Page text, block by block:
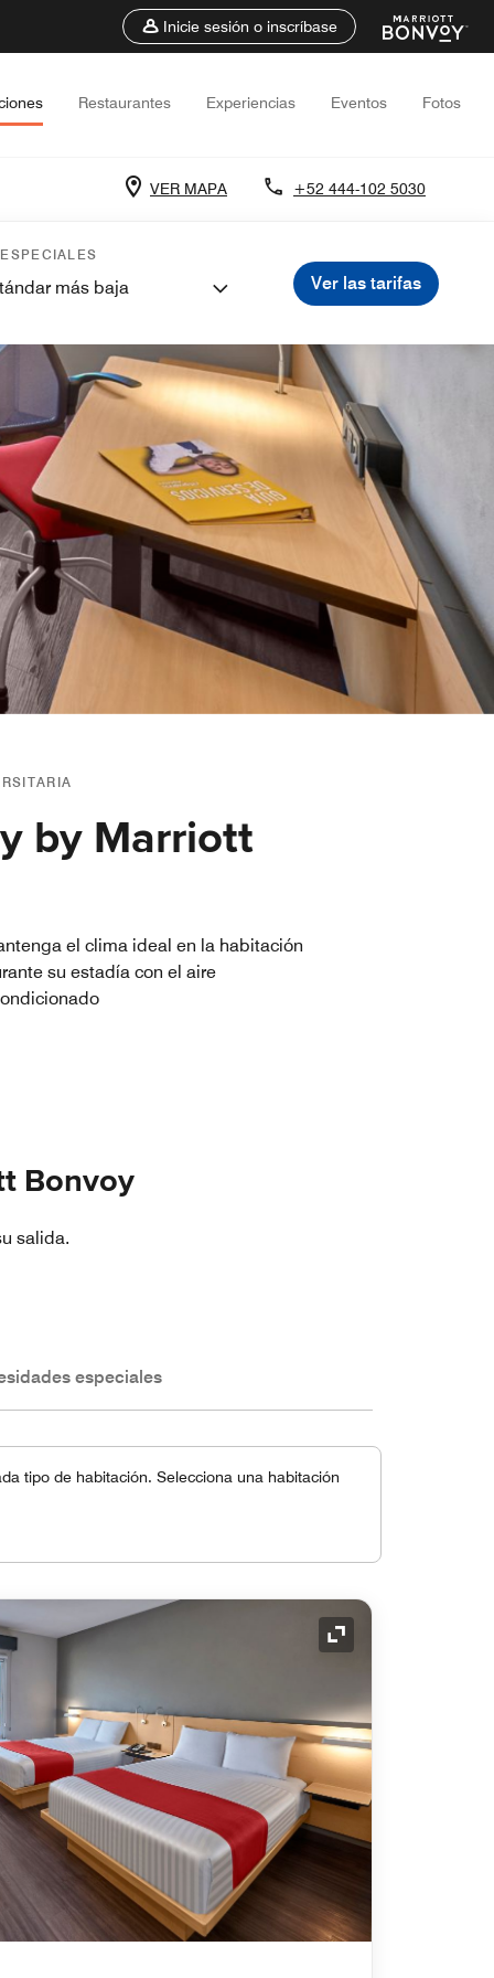
Inicie sesión o inscríbase
Restaurantes Experiencias Eventos Fotos
VER MAPA +52 444-102 5030
más baja Ver las tarifas
by Marriott
el clima ideal en la habitación
su estadía con el aire
Bonvoy
salida.
especiales
tipo de habitación. Selecciona una habitación
Icono de expansión